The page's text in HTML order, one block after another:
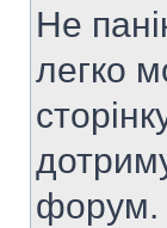
Не
легко
форум.